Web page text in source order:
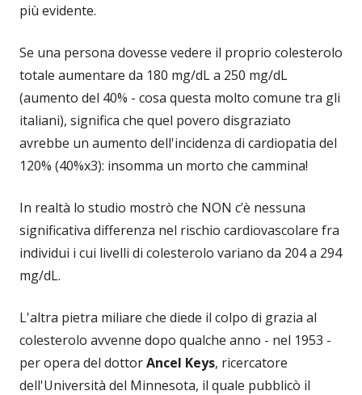
più evidente.
Se una persona dovesse vedere il proprio colesterolo
totale aumentare da 180 mg/dL a 250 mg/dL
(aumento del 40% - cosa questa molto comune tra gli
italiani), significa che quel povero disgraziato
avrebbe un aumento dell'incidenza di cardiopatia del
120% (40%x3): insomma un morto che cammina!
In realtà lo studio mostrò che NON c’è nessuna
significativa differenza nel rischio cardiovascolare fra
individui i cui livelli di colesterolo variano da 204 a 294
mg/dL.
L'altra pietra miliare che diede il colpo di grazia al
colesterolo avvenne dopo qualche anno - nel 1953 -
per opera del dottorAncel Keys, ricercatore
dell'Università del Minnesota, il quale pubblicò il